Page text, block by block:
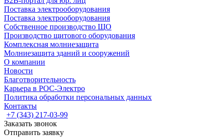
Поставка электрооборудования
Поставка электрооборудования
Собственное производство ЩО
Производство щитового оборудования
Комплексная молниезащита
Молниезащита зданий и сооружений
О компании
Новости
Благотворительность
Карьера в РОС-Электро
Политика обработки персональных данных
Контакты
+7 (343) 217-03-99
Заказать звонок
Отправить заявку